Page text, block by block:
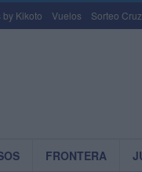
Kikoto Vuelos Sorteo
FRONTERA